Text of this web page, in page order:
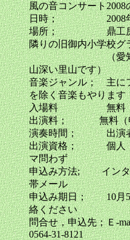
風の音コンサート2008
日時； 2008年
場所； 鼎工房前
隣りの旧御内小学校グ
（愛知県豊田
山深い里山です）
音楽ジャンル； 主に
を除く音楽もやります
入場料 無料（申
出演料； 無料（申
演奏時間； 出演者
出演資格； 個人・
マ問わず
申込み方法; インタ
帯メール
申込み期日； 10月5
絡ください
問合せ，申込先；Ｅ-
0564-31-8121